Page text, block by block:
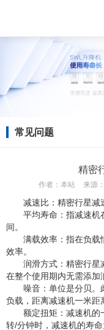
常见问题
精密
作者： 本站 来源：
减速比：精密行星减
平均寿命：指减速机
间。
满载效率：指在负载
效率。
润滑方式：精密行星
在整个使用期内无需添加
噪音：单位是分贝
负载，距离减速机一米距
额定扭矩：减速机的
转/分钟时，减速机的寿